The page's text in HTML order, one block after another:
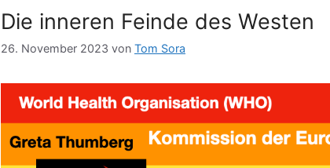
Die inneren Feinde des Westen
26. November 2023 von Tom Sora